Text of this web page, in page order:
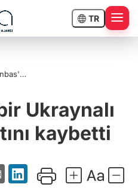
TR
Ukraynalı
kaybetti